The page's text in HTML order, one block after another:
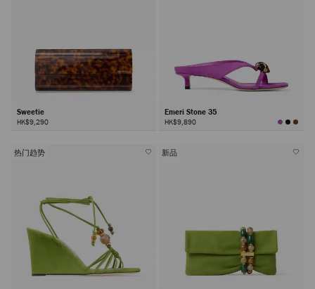
Sweetie
HK$9,290
Emeri Stone 35
HK$9,890
热门趋势 新品